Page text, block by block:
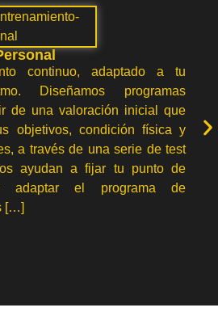
continuo, adaptado a tu
Diseñamos programas
de una valoración inicial que
objetivos, condición física y
a través de una serie de test
ayudan a fijar tu punto de
adaptar el programa de
[…]